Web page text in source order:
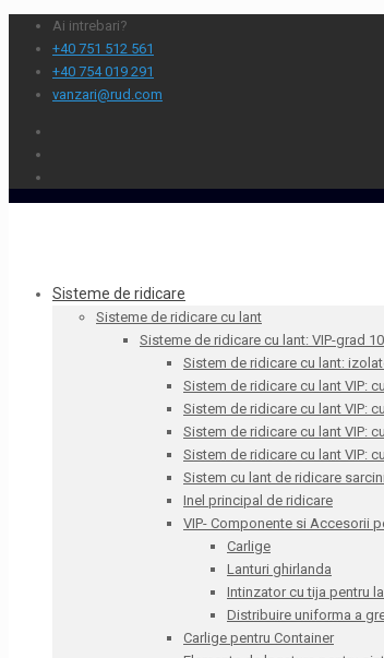
Ai intrebari?
+40 751 512 561
+40 754 019 291
vanzari@rud.com
Sisteme de ridicare
Sisteme de ridicare cu lant
Sisteme de ridicare cu lant: VIP-grad
Sistem de ridicare cu lant:
Sistem de ridicare cu lant VIP:
Sistem de ridicare cu lant VIP:
Sistem de ridicare cu lant VIP:
Sistem de ridicare cu lant VIP:
Sistem cu lant de ridicare
Inel principal de ridicare
VIP- Componente si Accesorii
Carlige
Lanturi ghirlanda
Intinzator cu tija pentru
Distribuire uniforma a
Carlige pentru Container